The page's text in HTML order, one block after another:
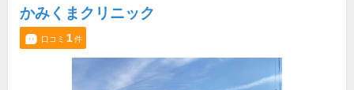
かみくまクリニック
口コミ 1件